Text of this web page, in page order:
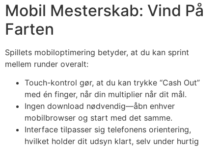
Mobil Mesterskab: Vind På
Farten
Spillets mobiloptimering betyder, at du kan sprint
mellem runder overalt:
Touch-kontrol gør, at du kan trykke “Cash Out”
med én finger, når din multiplier når dit mål.
Ingen download nødvendig—åbn enhver
mobilbrowser og start med det samme.
Interface tilpasser sig telefonens orientering,
hvilket holder dit udsyn klart, selv under hurtig